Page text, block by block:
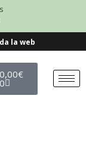
la web
0,00€
0